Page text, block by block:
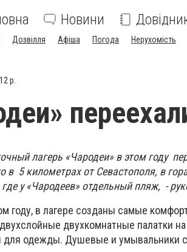
Новини
Дозвілля Афіша Погода Нерухомість
р.
лагерь «Чародеи» в этом году
в 5 километрах от Севастополя, в
у «Чародеев» отдельный пляж, -
году, в лагере созданы самые
двухкомнатные палатки
одежды. Душевые и умывальники с